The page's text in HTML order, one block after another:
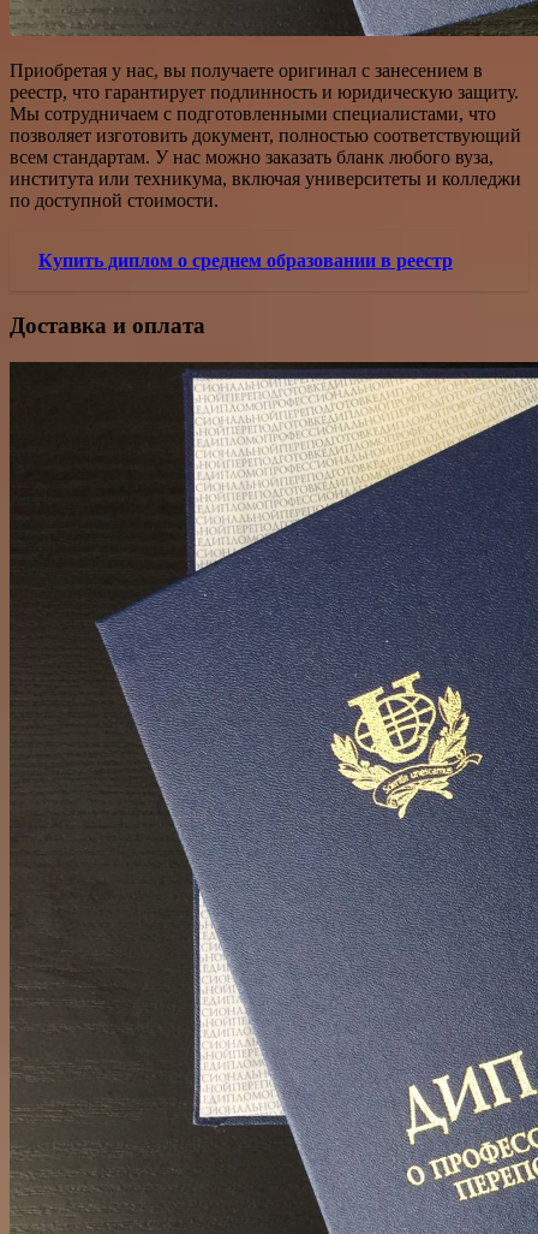
Приобретая у нас, вы получаете оригинал с занесением в
реестр, что гарантирует подлинность и юридическую защиту.
Мы сотрудничаем с подготовленными специалистами, что
позволяет изготовить документ, полностью соответствующий
всем стандартам. У нас можно заказать бланк любого вуза,
института или техникума, включая университеты и колледжи
по доступной стоимости.
Купить диплом о среднем образовании в реестр
Доставка и оплата